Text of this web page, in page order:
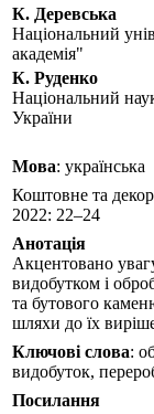
К. Деревська
Національний
академія"
К. Руденко
Національний
України
Мова: українська
Коштовне та
2022: 22–24
Анотація
Акцентовано
видобутком і
та бутового
шляхи до їх
Ключові слова:
видобуток,
Посилання